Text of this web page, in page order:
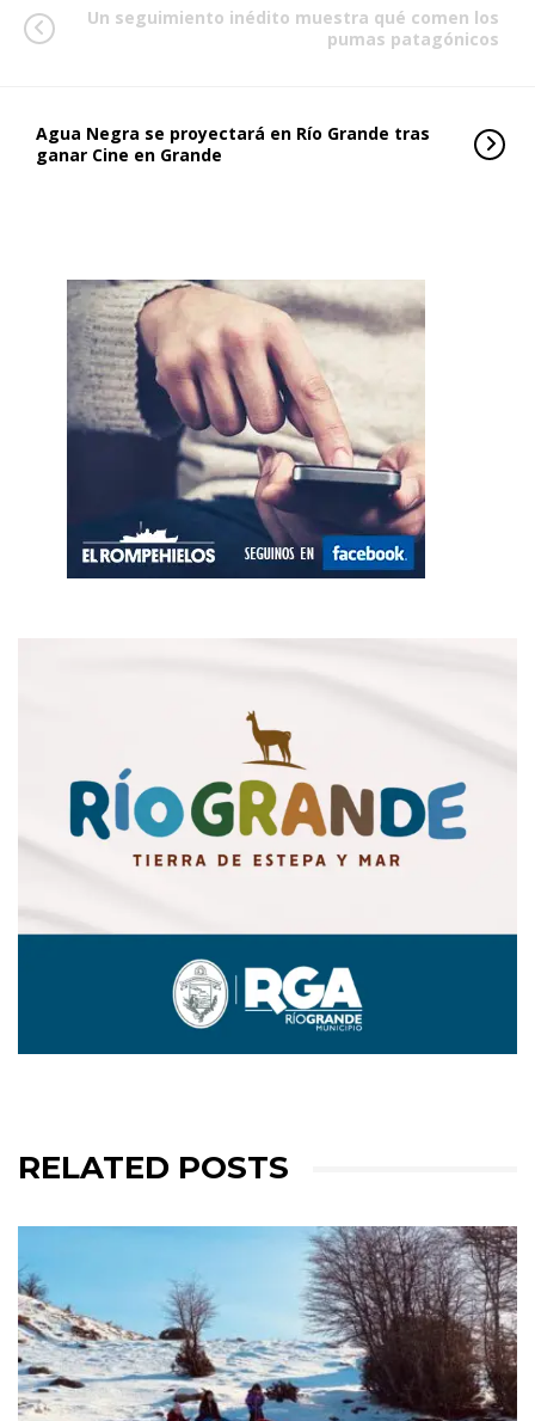
Un seguimiento inédito muestra qué comen los
pumas patagónicos
Agua Negra se proyectará en Río Grande tras
ganar Cine en Grande
RELATED POSTS